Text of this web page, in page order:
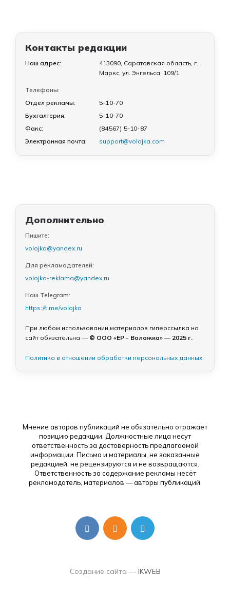
Контакты редакции
Наш адрес:
413090, Саратовская область, г.
Маркс, ул. Энгельса, 109/1
Телефоны:
Отдел рекламы:
5-10-70
Бухгалтерия:
5-10-70
Факс:
(84567) 5-10-87
Электронная почта:
support@volojka.com
Дополнительно
Пишите:
volojka@yandex.ru
Для рекламодателей:
volojka-reklama@yandex.ru
Наш Telegram:
https://t.me/volojka
При любом использовании материалов гиперссылка на
сайт обязательна — © ООО «ЕР - Воложка» — 2025 г.
Политика в отношении обработки персональных данных
Мнение авторов публикаций не обязательно отражает
позицию редакции. Должностные лица несут
ответственность за достоверность предлагаемой
информации. Письма и материалы, не заказанные
редакцией, не рецензируются и не возвращаются.
Ответственность за содержание рекламы несёт
рекламодатель, материалов — авторы публикаций.
Создание сайта — IKWEB